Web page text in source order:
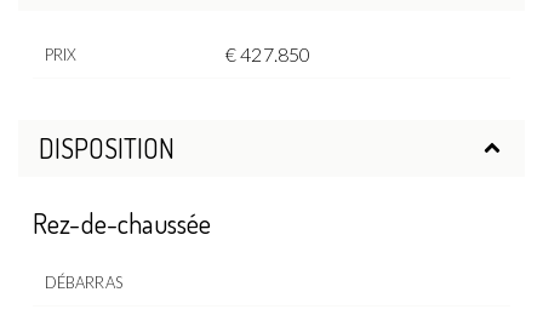
PRIX € 427.850
DISPOSITION
Rez-de-chaussée
DÉBARRAS